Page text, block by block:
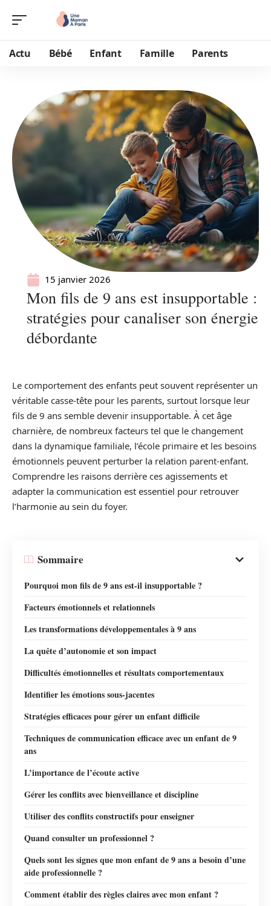
Actu Bébé Enfant Famille Parents
15 janvier 2026
Mon fils de 9 ans est insupportable :
stratégies pour canaliser son énergie
débordante
Le comportement des enfants peut souvent représenter un
véritable casse-tête pour les parents, surtout lorsque leur
fils de 9 ans semble devenir insupportable. À cet âge
charnière, de nombreux facteurs tel que le changement
dans la dynamique familiale, l’école primaire et les besoins
émotionnels peuvent perturber la relation parent-enfant.
Comprendre les raisons derrière ces agissements et
adapter la communication est essentiel pour retrouver
l’harmonie au sein du foyer.
Sommaire
Pourquoi mon fils de 9 ans est-il insupportable ?
Facteurs émotionnels et relationnels
Les transformations développementales à 9 ans
La quête d’autonomie et son impact
Difficultés émotionnelles et résultats comportementaux
Identifier les émotions sous-jacentes
Stratégies efficaces pour gérer un enfant difficile
Techniques de communication efficace avec un enfant de 9
ans
L’importance de l’écoute active
Gérer les conflits avec bienveillance et discipline
Utiliser des conflits constructifs pour enseigner
Quand consulter un professionnel ?
Quels sont les signes que mon enfant de 9 ans a besoin d’une
aide professionnelle ?
Comment établir des règles claires avec mon enfant ?